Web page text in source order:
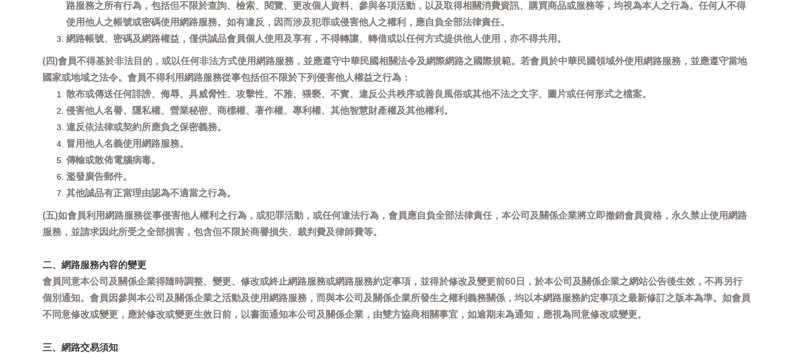
路服務之所有行為，包括但不限於查詢、檢索、閱覽、更改個人資料、參與各項活動，以及取得相關消費資訊、購買商品或服務等，均視為本人之行為。任何人不得
使用他人之帳號或密碼使用網路服務。如有違反，因而涉及犯罪或侵害他人之權利，應自負全部法律責任。
網路帳號、密碼及網路權益，僅供誠品會員個人使用及享有，不得轉讓、轉借或以任何方式提供他人使用，亦不得共用。
(四)會員不得基於非法目的，或以任何非法方式使用網路服務，並應遵守中華民國相關法令及網際網路之國際規範。若會員於中華民國領域外使用網路服務，並應遵守當地
國家或地域之法令。會員不得利用網路服務從事包括但不限於下列侵害他人權益之行為：
散布或傳送任何誹謗、侮辱、具威脅性、攻擊性、不雅、猥褻、不實、違反公共秩序或善良風俗或其他不法之文字、圖片或任何形式之檔案。
侵害他人名譽、隱私權、營業秘密、商標權、著作權、專利權、其他智慧財產權及其他權利。
違反依法律或契約所應負之保密義務。
冒用他人名義使用網路服務。
傳輸或散佈電腦病毒。
濫發廣告郵件。
其他誠品有正當理由認為不適當之行為。
(五)如會員利用網路服務從事侵害他人權利之行為，或犯罪活動，或任何違法行為，會員應自負全部法律責任，本公司及關係企業將立即撤銷會員資格，永久禁止使用網路
服務，並請求因此所受之全部損害，包含但不限於商譽損失、裁判費及律師費等。
二、網路服務內容的變更
會員同意本公司及關係企業得隨時調整、變更、修改或終止網路服務或網路服務約定事項，並得於修改及變更前60日，於本公司及關係企業之網站公告後生效，不再另行
個別通知。會員因參與本公司及關係企業之活動及使用網路服務，而與本公司及關係企業所發生之權利義務關係，均以本網路服務約定事項之最新修訂之版本為準。如會員
不同意修改或變更，應於修改或變更生效日前，以書面通知本公司及關係企業，由雙方協商相關事宜，如逾期未為通知，應視為同意修改或變更。
三、網路交易須知